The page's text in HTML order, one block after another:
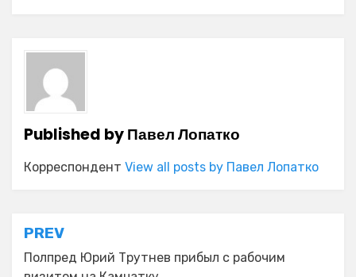
Published byПавел Лопатко
Корреспондент View all posts by Павел Лопатко
Навигация
по
PREV
Полпред Юрий Трутнев прибыл с рабочим